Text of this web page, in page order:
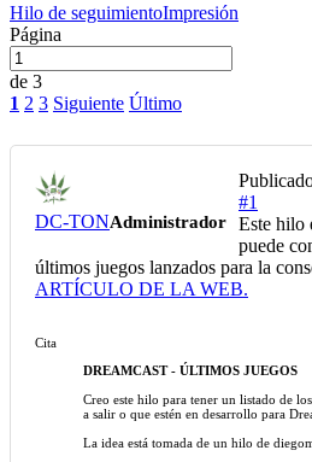
Hilo de seguimientoImpresión
Página
de 3
1 2 3 Siguiente Último
DC-TONAdministrador
#1
Este hilo
puede
últimos juegos lanzados para la
ARTÍCULO DE LA WEB.
Cita
DREAMCAST - ÚLTIMOS JUEGOS
Creo este hilo para tener un listado de
a salir o que estén en desarrollo para
La idea está tomada de un hilo de